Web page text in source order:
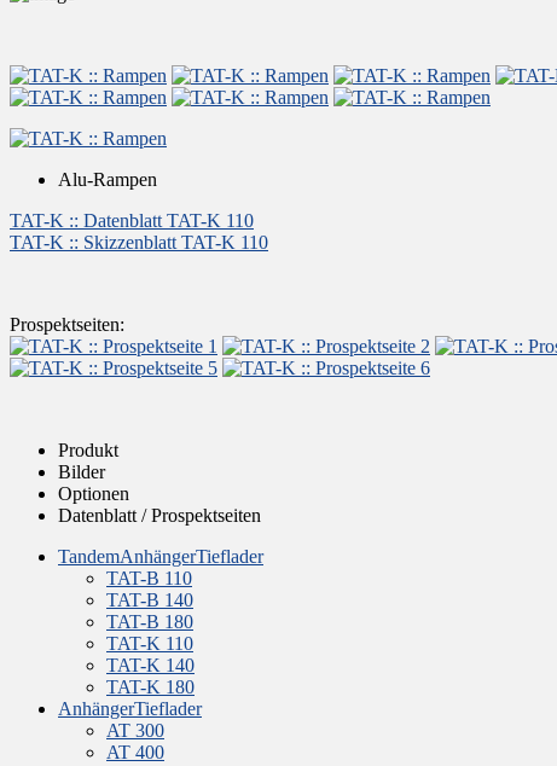
Alu-Rampen
TAT-K :: Datenblatt TAT-K 110
TAT-K :: Skizzenblatt TAT-K 110
Prospektseiten:
Produkt
Bilder
Optionen
Datenblatt / Prospektseiten
TandemAnhängerTieflader
TAT-B 110
TAT-B 140
TAT-B 180
TAT-K 110
TAT-K 140
TAT-K 180
AnhängerTieflader
AT 300
AT 400